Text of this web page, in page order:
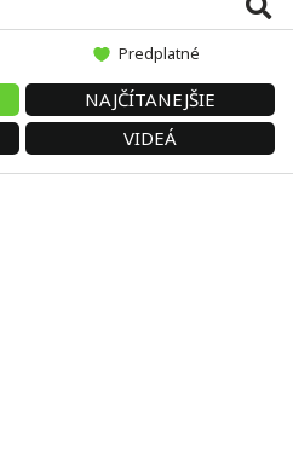
Predplatné
NAJČÍTANEJŠIE
VIDEÁ